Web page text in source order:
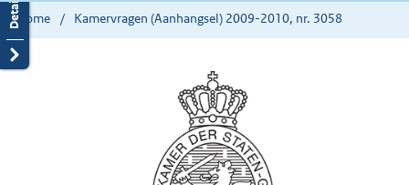
Home Kamervragen (Aanhangsel) 2009-2010, nr. 3058